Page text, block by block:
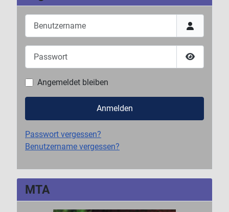
Passwort
Angemeldet bleiben
Anmelden
Passwort vergessen?
Benutzername vergessen?
MTA